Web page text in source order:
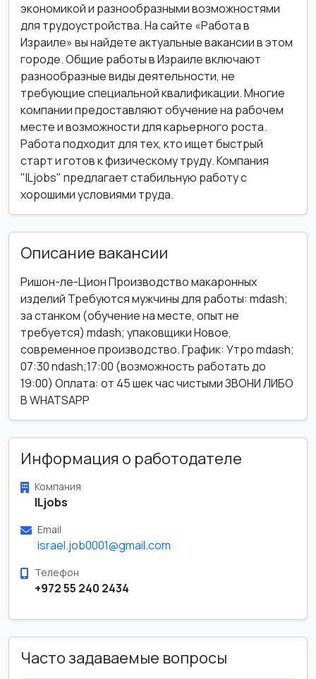
экономикой и разнообразными возможностями
для трудоустройства. На сайте «Работа в
Израиле» вы найдете актуальные вакансии в этом
городе. Общие работы в Израиле включают
разнообразные виды деятельности, не
требующие специальной квалификации. Многие
компании предоставляют обучение на рабочем
месте и возможности для карьерного роста.
Работа подходит для тех, кто ищет быстрый
старт и готов к физическому труду. Компания
"ILjobs" предлагает стабильную работу с
хорошими условиями труда.
Описание вакансии
Ришон-ле-Цион Производство макаронных
изделий Требуются мужчины для работы: mdash;
за станком (обучение на месте, опыт не
требуется) mdash; упаковщики Новое,
современное производство. График: Утро mdash;
07:30 ndash;17:00 (возможность работать до
19:00) Оплата: от 45 шек час чистыми ЗВОНИ ЛИБО
В WHATSAPP
Информация о работодателе
Компания
ILjobs
Email
israel.job0001@gmail.com
Телефон
+972 55 240 2434
Часто задаваемые вопросы